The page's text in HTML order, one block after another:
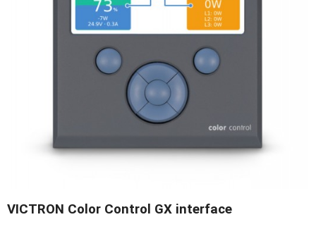
VICTRON Color Control GX interface